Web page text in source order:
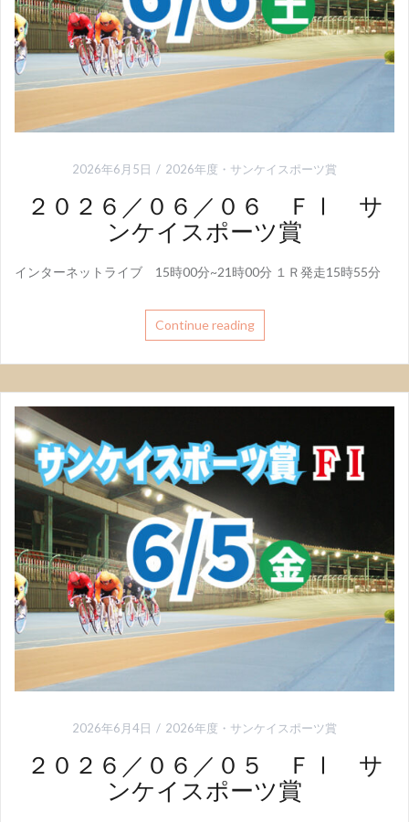
2026年6月5日 2026年度 ・ サンケイスポーツ賞
２０２６／０６／０６ ＦⅠ サ
ンケイスポーツ賞
インターネットライブ 15時00分~21時00分 １Ｒ発走15時55分
Continue reading
2026年6月4日 2026年度 ・ サンケイスポーツ賞
２０２６／０６／０５ ＦⅠ サ
ンケイスポーツ賞